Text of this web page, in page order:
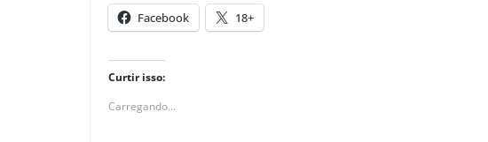
Facebook 18+
Curtir isso:
Carregando...